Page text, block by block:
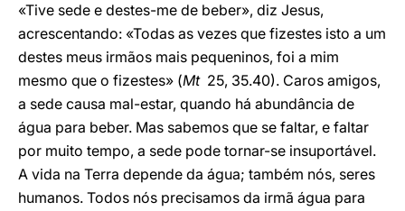
«Tive sede e destes-me de beber», diz Jesus,
acrescentando: «Todas as vezes que fizestes isto a um
destes meus irmãos mais pequeninos, foi a mim
mesmo que o fizestes» (Mt 25, 35.40). Caros amigos,
a sede causa mal-estar, quando há abundância de
água para beber. Mas sabemos que se faltar, e faltar
por muito tempo, a sede pode tornar-se insuportável.
A vida na Terra depende da água; também nós, seres
humanos. Todos nós precisamos da irmã água para